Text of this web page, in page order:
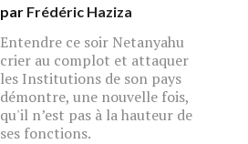
par Frédéric Haziza
Entendre ce soir Netanyahu
crier au complot et attaquer
les Institutions de son pays
démontre, une nouvelle fois,
qu'il n’est pas à la hauteur de
ses fonctions.